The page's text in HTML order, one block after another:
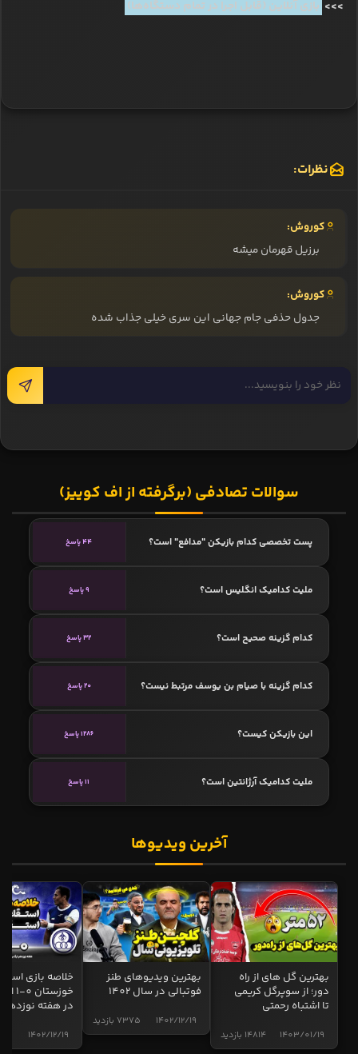
>>> بازی آنلاین (قابل اجرا در تمام دستگاه‌ها)
نظرات:
کوروش:
برزیل قهرمان میشه
کوروش:
جدول حذفی جام جهانی این سری خیلی جذاب شده
سوالات تصادفی (برگرفته از اف کوییز)
پست تخصصی کدام بازیکن "مدافع" است؟ 44 پاسخ
ملیت کدامیک انگلیس است؟ 9 پاسخ
کدام گزینه صحیح است؟ 32 پاسخ
کدام گزینه با صیام بن یوسف مرتبط نیست؟ 20 پاسخ
این بازیکن کیست؟ 1286 پاسخ
ملیت کدامیک آرژانتین است؟ 11 پاسخ
آخرین ویدیوها
بهترین گل های از راه
دور؛ از سوپرگل کریمی
تا اشتباه رحمتی
14814 بازدید 1403/01/19
بهترین ویدیوهای طنز
فوتبالی در سال 1402
7375 بازدید 1402/12/19
خلاصه بازی
در هفته نوزدهم
1402/12/19